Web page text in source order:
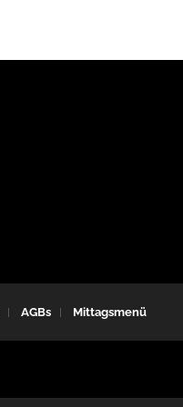
AGBs Mittagsmenü